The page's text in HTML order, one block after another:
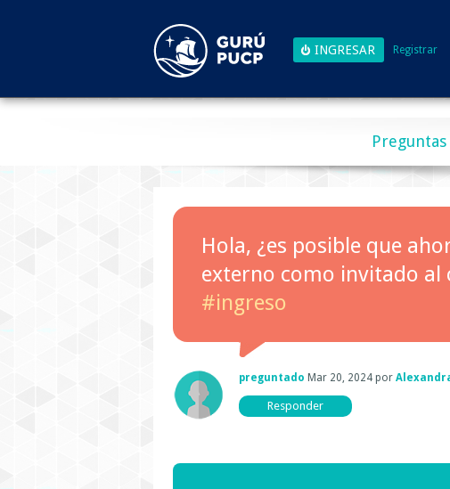
Registrar
Preguntas
Hola, ¿es posible que
externo como invitado al
#ingreso
preguntado Mar 20, 2024 por